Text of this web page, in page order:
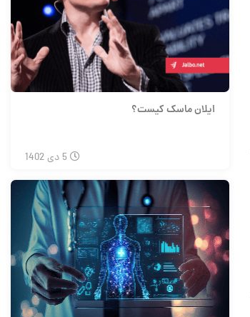
ایلان ماسک کیست؟
5 دی1402